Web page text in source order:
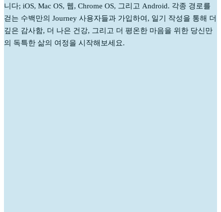
니다; iOS, Mac OS, 웹, Chrome OS, 그리고 Android. 각종 경로를
걷는 수백만의 Journey 사용자들과 가입하여, 일기 작성을 통해 더
깊은 감사함, 더 나은 건강, 그리고 더 평온한 마음을 위한 당신만
의 독특한 삶의 여정을 시작해보세요.